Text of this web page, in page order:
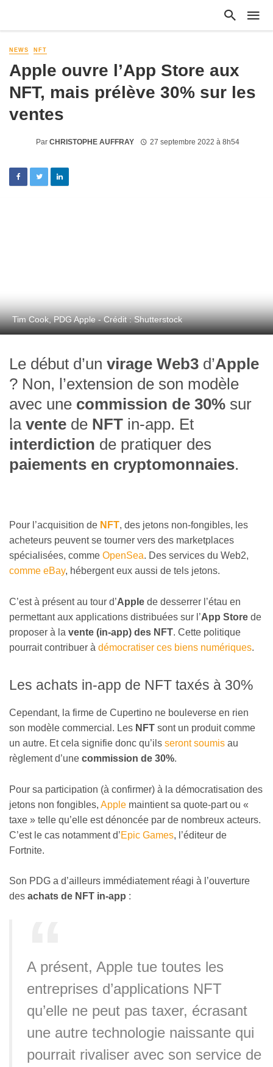
NEWS NFT
Apple ouvre l’App Store aux
NFT, mais prélève 30% sur les
ventes
Par CHRISTOPHE AUFFRAY 27 septembre 2022 à 8h54
Tim Cook, PDG Apple - Crédit : Shutterstock
Le début d’un virage Web3 d’Apple
? Non, l’extension de son modèle
avec une commission de 30% sur
la vente de NFT in-app. Et
interdiction de pratiquer des
paiements en cryptomonnaies.
Pour l’acquisition de NFT, des jetons non-fongibles, les
acheteurs peuvent se tourner vers des marketplaces
spécialisées, comme OpenSea. Des services du Web2,
comme eBay, hébergent eux aussi de tels jetons.
C’est à présent au tour d’Apple de desserrer l’étau en
permettant aux applications distribuées sur l’App Store de
proposer à la vente (in-app) des NFT. Cette politique
pourrait contribuer à démocratiser ces biens numériques.
Les achats in-app de NFT taxés à 30%
Cependant, la firme de Cupertino ne bouleverse en rien
son modèle commercial. Les NFT sont un produit comme
un autre. Et cela signifie donc qu’ils seront soumis au
règlement d’une commission de 30%.
Pour sa participation (à confirmer) à la démocratisation des
jetons non fongibles, Apple maintient sa quote-part ou «
taxe » telle qu’elle est dénoncée par de nombreux acteurs.
C’est le cas notamment d’Epic Games, l’éditeur de
Fortnite.
Son PDG a d’ailleurs immédiatement réagi à l’ouverture
des achats de NFT in-app :
A présent, Apple tue toutes les
entreprises d’applications NFT
qu’elle ne peut pas taxer, écrasant
une autre technologie naissante qui
pourrait rivaliser avec son service de